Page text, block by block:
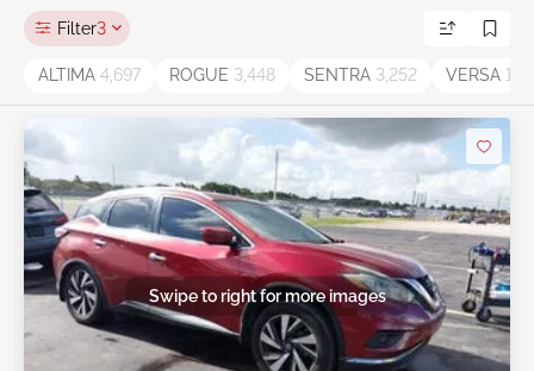
Filter3
ALTIMA 4,697 ROGUE 3,448 SENTRA 3,252 VERSA
Swipe to right for more images